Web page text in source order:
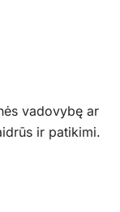
vadovybę ar
ir patikimi.